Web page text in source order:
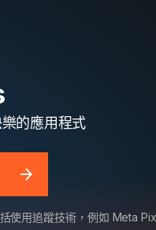
的應用程式
使用追蹤技術，例如 Meta